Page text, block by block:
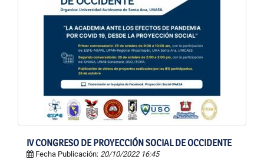
IV CONGRESO DE PROYECCIÓN SOCIAL DE OCCIDENTE
Fecha Publicación: 20/10/2022 16:45